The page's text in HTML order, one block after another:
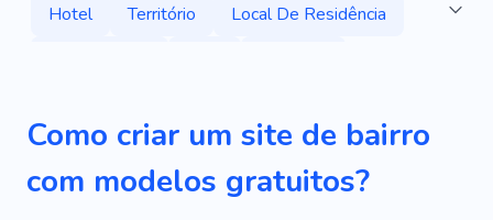
Hotel Território
Local De Residência
Bangalô
Agente Imobiliário
Corretor De Imóveis
Corretor De Imóveis
Como criar um site de bairro
com modelos gratuitos?